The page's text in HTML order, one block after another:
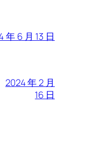
年 6 月 13 日
2024 年 2 月
16 日